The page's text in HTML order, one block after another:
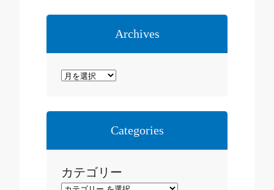
Archives
ア
カ
Categories
カテゴリー